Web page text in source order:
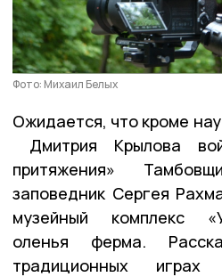
Фото: Михаил Белых
Ожидается, что кроме
Дмитрия Крылова
притяжения»
заповедник Сергея
музейный комплекс
оленья ферма.
традиционных играх